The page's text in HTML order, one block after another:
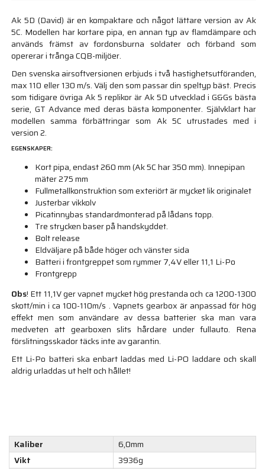
Ak 5D (David) är en kompaktare och något lättare version av Ak
5C. Modellen har kortare pipa, en annan typ av flamdämpare och
används främst av fordonsburna soldater och förband som
opererar i trånga CQB-miljöer.
Den svenska airsoftversionen erbjuds i två hastighetsutföranden,
max 110 eller 130 m/s. Välj den som passar din speltyp bäst. Precis
som tidigare övriga Ak 5 replikor är Ak 5D utvecklad i G&Gs bästa
serie, GT Advance med deras bästa komponenter. Självklart har
modellen samma förbättringar som Ak 5C utrustades med i
version 2.
EGENSKAPER:
Kort pipa, endast 260 mm (Ak 5C har 350 mm). Innepipan
mäter 275 mm
Fullmetallkonstruktion som exteriört är mycket lik originalet
Justerbar vikkolv
Picatinnybas standardmonterad på lådans topp.
Tre strycken baser på handskyddet.
Bolt release
Eldväljare på både höger och vänster sida
Batteri i frontgreppet som rymmer 7,4V eller 11,1 Li-Po
Frontgrepp
Obs! Ett 11,1V ger vapnet mycket hög prestanda och ca 1200-1300
skott/min i ca 100-110m/s . Vapnets gearbox är anpassad för hög
effekt men som användare av dessa batterier ska man vara
medveten att gearboxen slits hårdare under fullauto. Rena
förslitningsskador täcks inte av garantin.
Ett Li-Po batteri ska enbart laddas med Li-PO laddare och skall
aldrig urladdas ut helt och hållet!
Kaliber
6,0mm
Vikt
3936g